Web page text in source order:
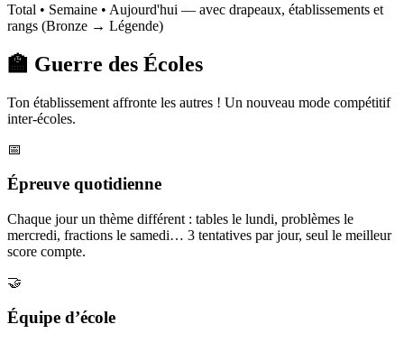
Total • Semaine • Aujourd'hui — avec drapeaux, établissements et
rangs (Bronze → Légende)
🏫 Guerre des Écoles
Ton établissement affronte les autres ! Un nouveau mode compétitif
inter-écoles.
📅
Épreuve quotidienne
Chaque jour un thème différent : tables le lundi, problèmes le
mercredi, fractions le samedi… 3 tentatives par jour, seul le meilleur
score compte.
🤝
Équipe d’école